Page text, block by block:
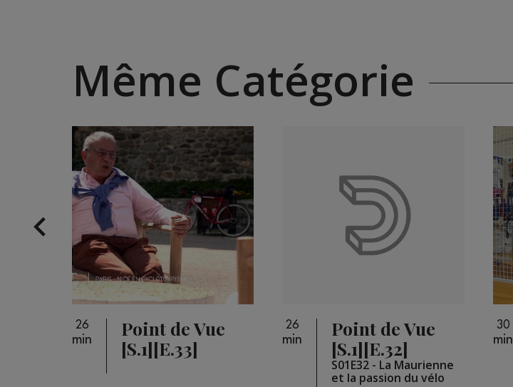
Même Catégorie
26
min
Point de Vue
[S.1][E.33]
26
min
Point de Vue
[S.1][E.32]
S01E32 - La Maurienne
et la passion du vélo
30
min